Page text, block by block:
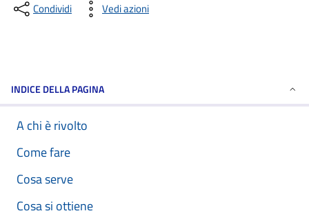
Condividi Vedi azioni
INDICE DELLA PAGINA
A chi è rivolto
Come fare
Cosa serve
Cosa si ottiene